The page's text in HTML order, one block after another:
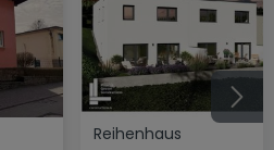
Reihenhaus